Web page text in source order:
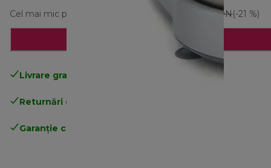
Cel mai mic preț din ultimele 30 de zile 1.599,00 RON(-21 %)
Adaugă în coș
Livrare gratuită standard
Returnări gratuite
Garanție completă